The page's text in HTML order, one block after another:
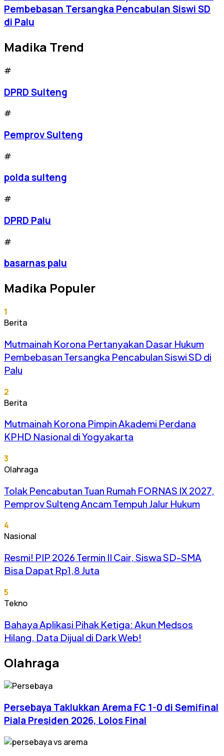
Pembebasan Tersangka Pencabulan Siswi SD
di Palu
Madika Trend
#
DPRD Sulteng
#
Pemprov Sulteng
#
polda sulteng
#
DPRD Palu
#
basarnas palu
Madika Populer
1
Berita
Mutmainah Korona Pertanyakan Dasar Hukum
Pembebasan Tersangka Pencabulan Siswi SD di
Palu
2
Berita
Mutmainah Korona Pimpin Akademi Perdana
KPHD Nasional di Yogyakarta
3
Olahraga
Tolak Pencabutan Tuan Rumah FORNAS IX 2027,
Pemprov Sulteng Ancam Tempuh Jalur Hukum
4
Nasional
Resmi! PIP 2026 Termin II Cair, Siswa SD-SMA
Bisa Dapat Rp1,8 Juta
5
Tekno
Bahaya Aplikasi Pihak Ketiga: Akun Medsos
Hilang, Data Dijual di Dark Web!
Olahraga
Persebaya Taklukkan Arema FC 1-0 di Semifinal
Piala Presiden 2026, Lolos Final